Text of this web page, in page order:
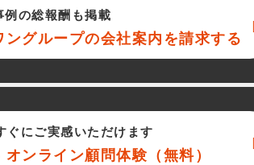
例の総報酬も掲載
ングループの会社案内を請求する
ぐにご実感いただけます
ンライン顧問体験（無料）